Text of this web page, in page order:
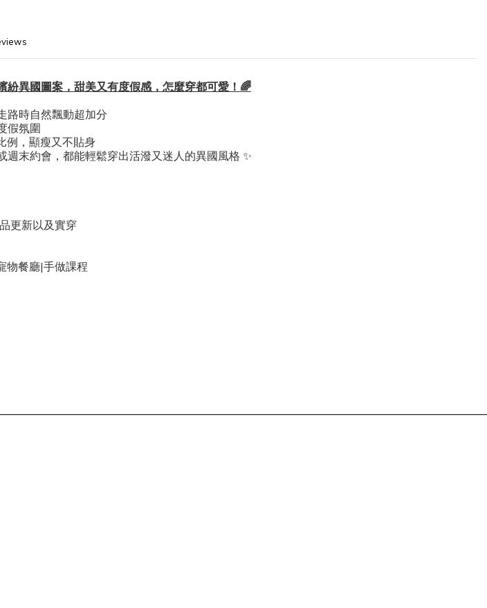
異國圖案，甜美又有度假感，怎麼穿都可愛！ 🌈
路時自然飄動超加分
假氛圍
例，顯瘦又不貼身
末約會，都能輕鬆穿出活潑又迷人的異國風格 ✨
更新以及實穿
物餐廳|手做課程